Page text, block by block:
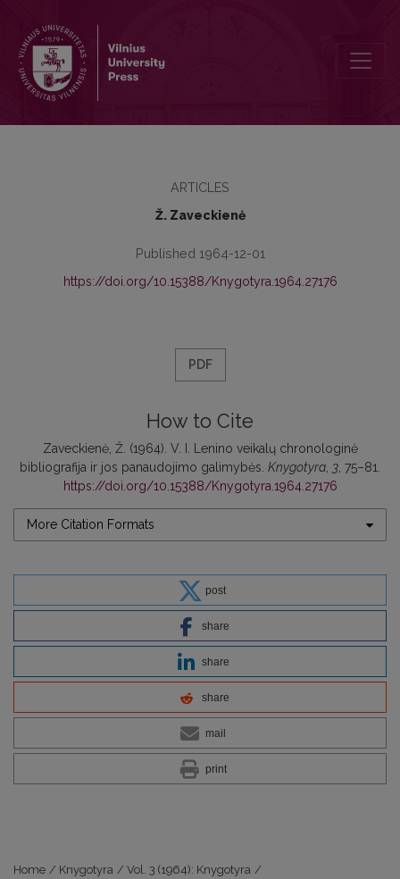
ARTICLES
Ž. Zaveckienė
Published 1964-12-01
https://doi.org/10.15388/Knygotyra.1964.27176
PDF
How to Cite
Zaveckienė, Ž. (1964). V. I. Lenino veikalų chronologinė
bibliografija ir jos panaudojimo galimybės. Knygotyra 3 , 75–81.
https://doi.org/10.15388/Knygotyra.1964.27176
More Citation Formats
post
share
share
share
mail
print
Home / Knygotyra / Vol. 3 (1964): Knygotyra /